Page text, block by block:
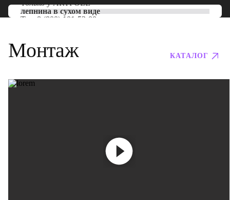
Только уARTPOLE
лепнина в сухом виде
Тел: 8 (800) 101-53-00
Монтаж КАТАЛОГ